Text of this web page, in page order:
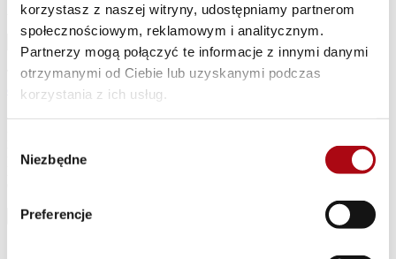
korzystasz z naszej witryny, udostępniamy partnerom
społecznościowym, reklamowym i analitycznym.
Partnerzy mogą połączyć te informacje z innymi danymi
otrzymanymi od Ciebie lub uzyskanymi podczas
korzystania z ich usług.
zgody
Niezbędne
Preferencje
Adres e-mail*
This site is protected by reCAPTCHA and the GooglePrivacy Policy
of Service apply.
Wyrażam zgodę na przetwarzanie danych osobowych przez
handlowych i marketingowych. Zgoda zostaje wyrażona na
podstawie ogólnego rozporządzenia o ochronie danych osobowych
Zapisz się